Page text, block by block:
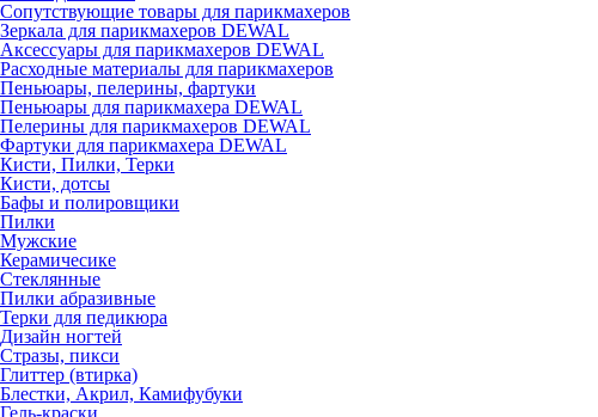
Сопутствующие товары для парикмахеров
Зеркала для парикмахеров DEWAL
Аксессуары для парикмахеров DEWAL
Расходные материалы для парикмахеров
Пеньюары, пелерины, фартуки
Пеньюары для парикмахера DEWAL
Пелерины для парикмахеров DEWAL
Фартуки для парикмахера DEWAL
Кисти, Пилки, Терки
Кисти, дотсы
Бафы и полировщики
Пилки
Мужские
Керамичесике
Стеклянные
Пилки абразивные
Терки для педикюра
Дизайн ногтей
Стразы, пикси
Глиттер (втирка)
Блестки, Акрил, Камифубуки
Гель-краски